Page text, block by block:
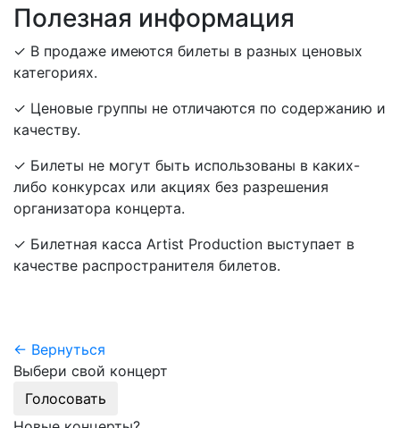
Полезная информация
✓ В продаже имеются билеты в разных ценовых
категориях.
✓ Ценовые группы не отличаются по содержанию и
качеству.
✓ Билеты не могут быть использованы в каких-
либо конкурсах или акциях без разрешения
организатора концерта.
✓ Билетная касса Artist Production выступает в
качестве распространителя билетов.
← Вернуться
Выбери свой концерт
Голосовать